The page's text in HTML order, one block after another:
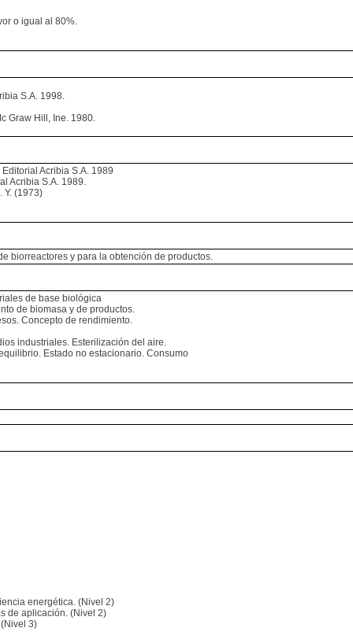
o igual al 80%.
S.A. 1998.
Graw Hill, Ine. 1980.
Acribia S.A. 1989
Acribia S.A. 1989.
Y. (1973)
biorreactores y para la obtención de productos.
de base biológica
de biomasa y de productos.
Concepto de rendimiento.
industriales. Esterilización del aire.
Estado no estacionario. Consumo
energética. (Nivel 2)
de aplicación. (Nivel 2)
3)